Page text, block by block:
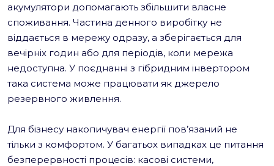
акумулятори допомагають збільшити власне
споживання. Частина денного виробітку не
віддається в мережу одразу, а зберігається для
вечірніх годин або для періодів, коли мережа
недоступна. У поєднанні з гібридним інвертором
така система може працювати як джерело
резервного живлення.
Для бізнесу накопичувач енергії пов’язаний не
тільки з комфортом. У багатьох випадках це питання
безперервності процесів: касові системи,